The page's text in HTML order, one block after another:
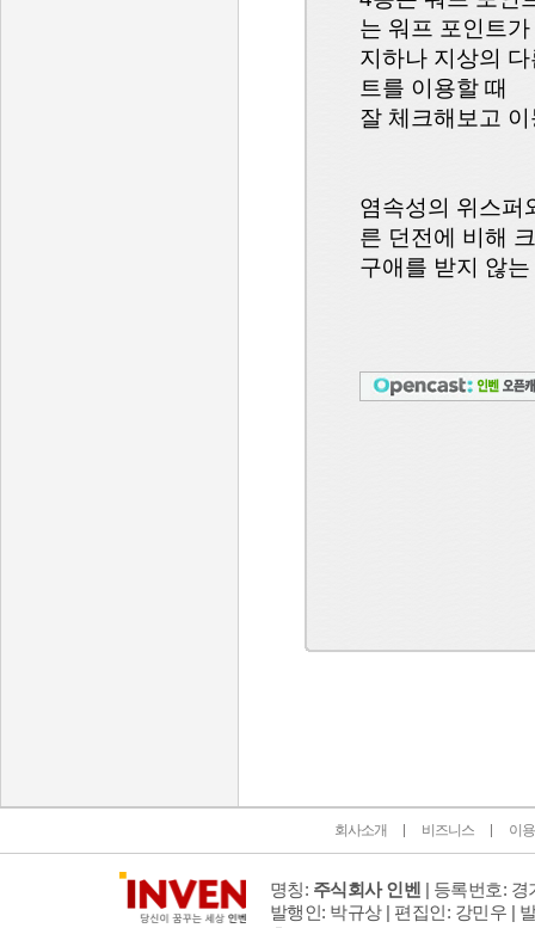
는 워프 포인트
지하나 지상의
트를 이용할 때
잘 체크해보고
염속성의 위스퍼
른 던전에 비해
구애를 받지 않
회사소개 비즈니스 이
명칭: 주식회사 인벤 | 등록번호: 경
발행인: 박규상 | 편집인: 강민우 |